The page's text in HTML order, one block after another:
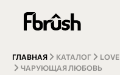
ГЛАВНАЯ КАТАЛОГ LOVE
ЧАРУЮЩАЯ ЛЮБОВЬ